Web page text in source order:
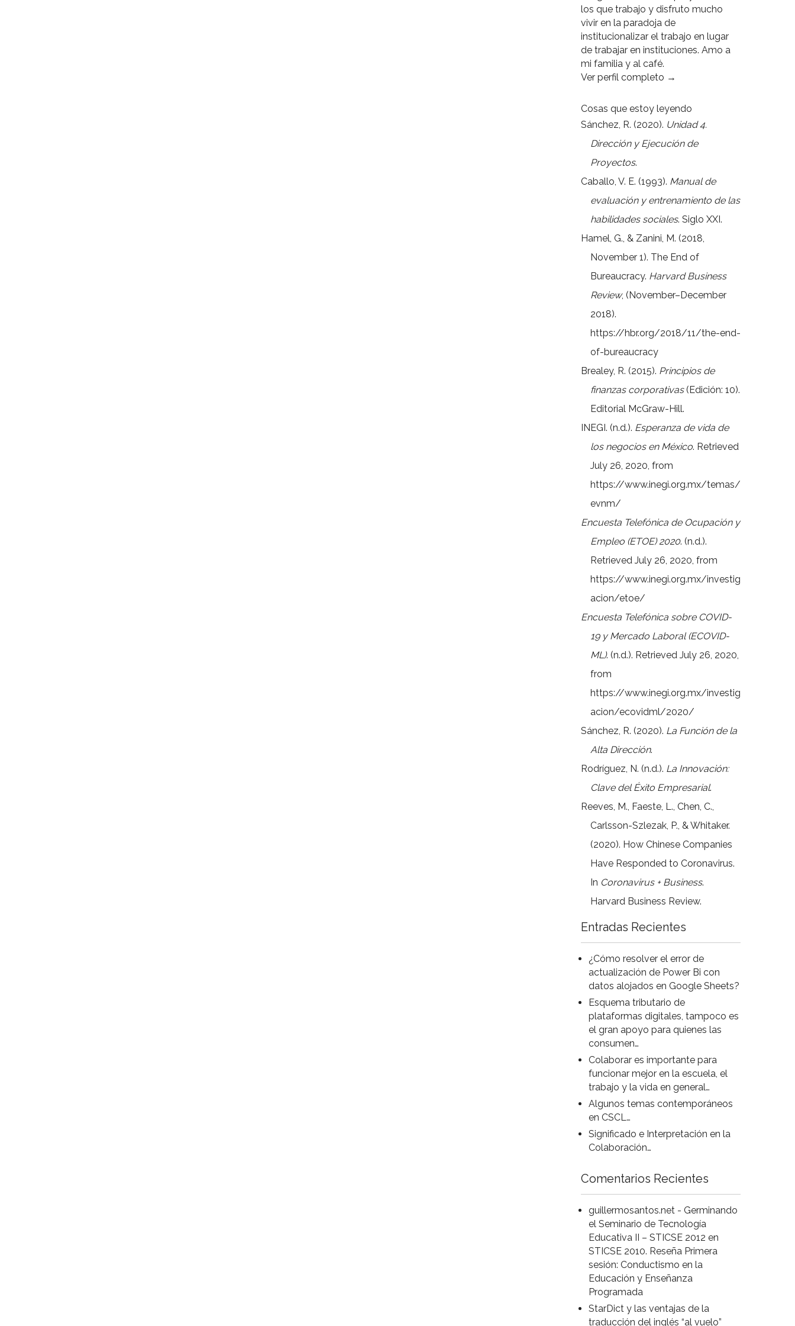
los que trabajo y disfruto mucho
vivir en la paradoja de
institucionalizar el trabajo en lugar
de trabajar en instituciones. Amo a
mi familia y al café.
Ver perfil completo →
Cosas que estoy leyendo
Sánchez, R. (2020). Unidad 4.
Dirección y Ejecución de
Proyectos.
Caballo, V. E. (1993). Manual de
evaluación y entrenamiento de las
habilidades sociales. Siglo XXI.
Hamel, G., & Zanini, M. (2018,
November 1). The End of
Bureaucracy. Harvard Business
Review, (November–December
2018).
https://hbr.org/2018/11/the-end-
of-bureaucracy
Brealey, R. (2015). Principios de
finanzas corporativas(Edición: 10).
Editorial McGraw-Hill.
INEGI. (n.d.). Esperanza de vida de
los negocios en México. Retrieved
July 26, 2020, from
https://www.inegi.org.mx/temas/
evnm/
Encuesta Telefónica de Ocupación y
Empleo (ETOE) 2020. (n.d.).
Retrieved July 26, 2020, from
https://www.inegi.org.mx/investig
acion/etoe/
Encuesta Telefónica sobre COVID-
19 y Mercado Laboral (ECOVID-
ML). (n.d.). Retrieved July 26, 2020,
from
https://www.inegi.org.mx/investig
acion/ecovidml/2020/
Sánchez, R. (2020). La Función de la
Alta Dirección.
Rodríguez, N. (n.d.). La Innovación:
Clave del Éxito Empresarial.
Reeves, M., Faeste, L., Chen, C.,
Carlsson-Szlezak, P., & Whitaker.
(2020). How Chinese Companies
Have Responded to Coronavirus.
In Coronavirus + Business.
Harvard Business Review.
Entradas Recientes
¿Cómo resolver el error de
actualización de Power Bi con
datos alojados en Google Sheets?
Esquema tributario de
plataformas digitales, tampoco es
el gran apoyo para quienes las
consumen…
Colaborar es importante para
funcionar mejor en la escuela, el
trabajo y la vida en general…
Algunos temas contemporáneos
en CSCL…
Significado e Interpretación en la
Colaboración…
Comentarios Recientes
guillermosantos.net - Germinando
el Seminario de Tecnología
Educativa II – STICSE 2012 en
STICSE 2010. Reseña Primera
sesión: Conductismo en la
Educación y Enseñanza
Programada
StarDict y las ventajas de la
traducción del inglés “al vuelo”